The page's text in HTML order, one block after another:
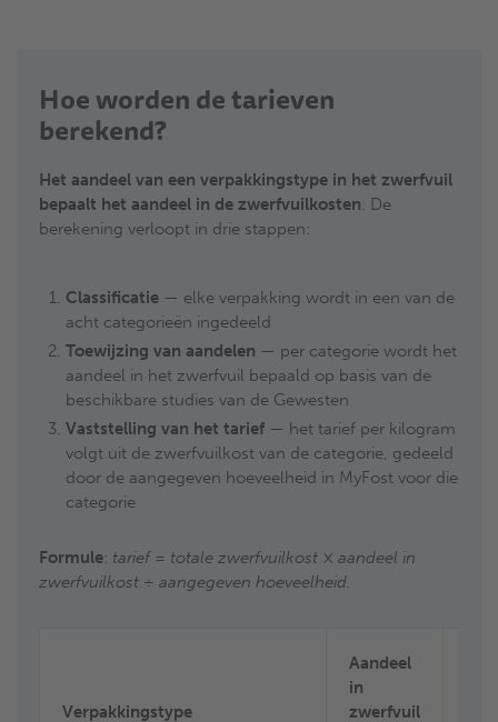
Hoe worden de tarieven
berekend?
Het aandeel van een verpakkingstype in het zwerfvuil
bepaalt het aandeel in de zwerfvuilkosten. De
berekening verloopt in drie stappen:
Classificatie — elke verpakking wordt in een van de
acht categorieën ingedeeld
Toewijzing van aandelen — per categorie wordt het
aandeel in het zwerfvuil bepaald op basis van de
beschikbare studies van de Gewesten
Vaststelling van het tarief — het tarief per kilogram
volgt uit de zwerfvuilkost van de categorie, gedeeld
door de aangegeven hoeveelheid in MyFost voor die
categorie
Formule: tarief = totale zwerfvuilkost × aandeel in
zwerfvuilkost ÷ aangegeven hoeveelheid.
Verpakkingstype
Aandeel
in
zwerfvuil